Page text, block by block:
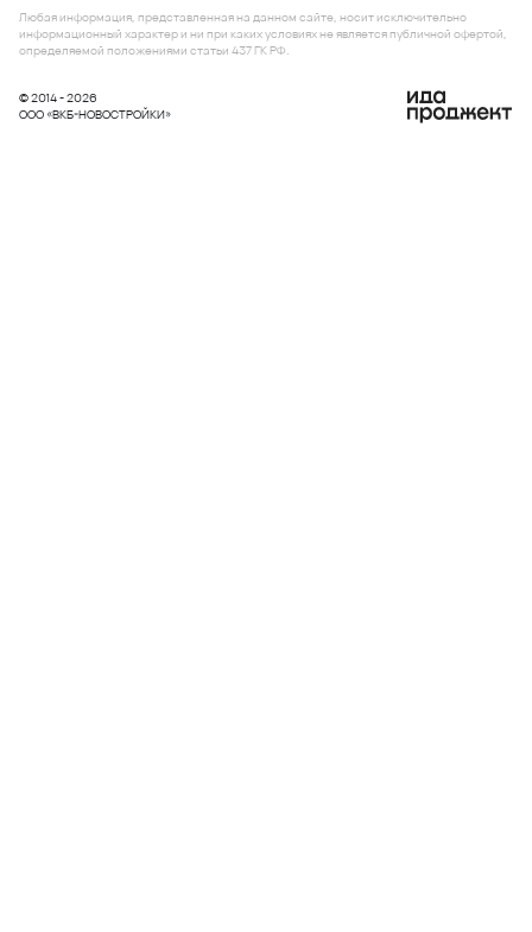
© 2014 - 2026
ООО «ВКБ-НОВОСТРОЙКИ»
Любая информация, представленная на данном сайте, носит исключительно
информационный характер и ни при каких условиях не является публичной офертой,
определяемой положениями статьи 437 ГК РФ.